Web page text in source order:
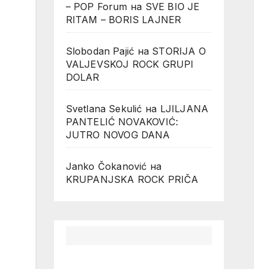
– POP Forum на SVE BIO JE
RITAM – BORIS LAJNER
Slobodan Pajić на STORIJA O
VALJEVSKOJ ROCK GRUPI
DOLAR
Svetlana Sekulić на LJILJANA
PANTELIĆ NOVAKOVIĆ:
JUTRO NOVOG DANA
Janko Čokanović на
KRUPANJSKA ROCK PRIČA